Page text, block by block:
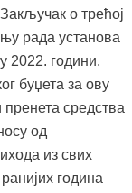
о трећој
рада установа
2022. години.
буџета за ову
средства
од
из свих
година